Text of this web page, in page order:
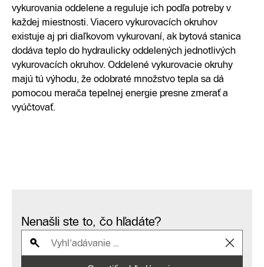
vykurovania oddelene a reguluje ich podľa potreby v
každej miestnosti. Viacero vykurovacích okruhov
existuje aj pri diaľkovom vykurovaní, ak bytová stanica
dodáva teplo do hydraulicky oddelených jednotlivých
vykurovacích okruhov. Oddelené vykurovacie okruhy
majú tú výhodu, že odobraté množstvo tepla sa dá
pomocou merača tepelnej energie presne zmerať a
vyúčtovať.
Nenašli ste to, čo hľadáte?